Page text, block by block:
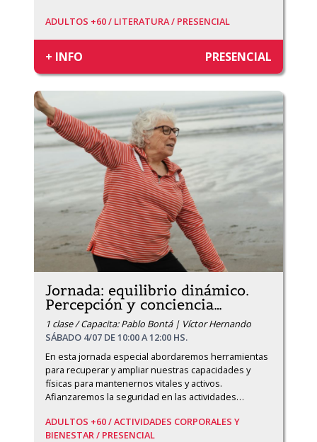
ADULTOS +60 / LITERATURA / PRESENCIAL
+ INFO PRESENCIAL
Jornada: equilibrio dinámico.
Percepción y conciencia…
1 clase / Capacita: Pablo Bontá | Víctor Hernando
SÁBADO 4/07 DE 10:00 A 12:00 HS.
En esta jornada especial abordaremos herramientas
para recuperar y ampliar nuestras capacidades y
físicas para mantenernos vitales y activos.
Afianzaremos la seguridad en las actividades…
ADULTOS +60 /ACTIVIDADES CORPORALES Y
BIENESTAR / PRESENCIAL